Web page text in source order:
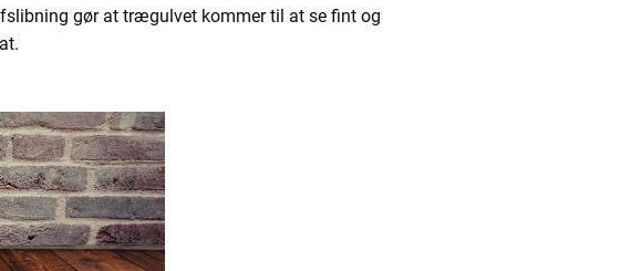
gør at trægulvet kommer til at se fint og